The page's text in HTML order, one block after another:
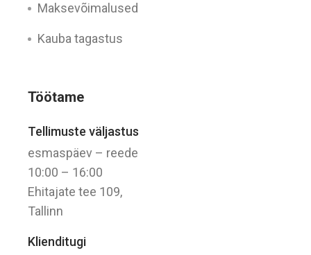
Töötame
Tellimuste väljastus
esmaspäev – reede
10:00 – 16:00
Ehitajate tee 109,
Tallinn
Klienditugi
Maksevõimalused
Kauba tagastus